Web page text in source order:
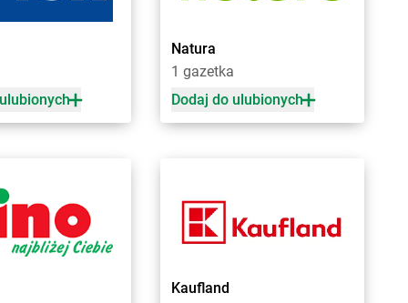
Kujawski
Żabka Bystra
Żabka Bystra Podhalańska
Żabka Bystry
Żabka Bystrzyca
Żabka Czekanka
Natura
1 gazetka
Dodaj do ulubionych
Kaufland